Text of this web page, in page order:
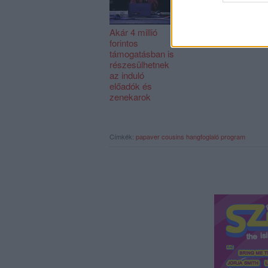
Akár 4 millió
forintos
támogatásban is
részesülhetnek
az induló
előadók és
zenekarok
Címkék: papaver cousins hangfoglaló program